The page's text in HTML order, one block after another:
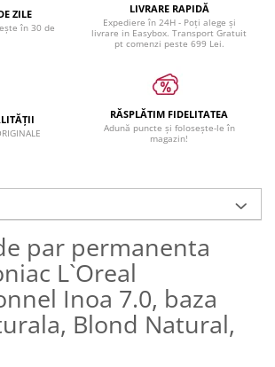
ZILE
în 30 de
LIVRARE RAPIDĂ
Expediere în 24H - Poți alege și
livrare in Easybox. Transport Gratuit
pt comenzi peste 699 Lei.
RĂSPLĂTIM FIDELITATEA
Adună puncte și folosește-le în
magazin!
par permanenta
L`Oreal
Inoa 7.0, baza
Blond Natural,